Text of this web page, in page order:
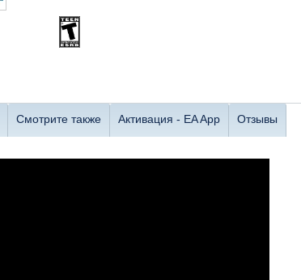
Смотрите также Активация - EA App Отзывы